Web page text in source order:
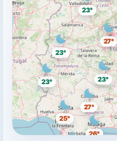
27°
25°
26°
27°
23°
23° 23°
23°